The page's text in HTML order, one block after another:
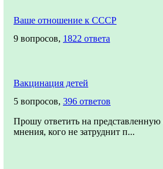
Ваше отношение к СССР
9 вопросов, 1822 ответа
Вакцинация детей
5 вопросов, 396 ответов
Прошу ответить на
мнения, кого не затруднит п...